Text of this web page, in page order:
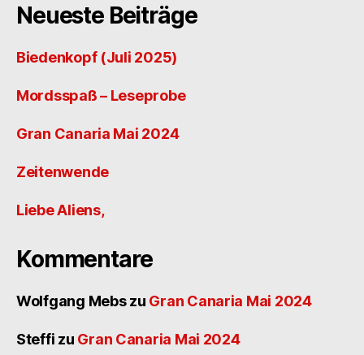
Neueste Beiträge
Biedenkopf (Juli 2025)
Mordsspaß – Leseprobe
Gran Canaria Mai 2024
Zeitenwende
Liebe Aliens,
Kommentare
Wolfgang Mebszu Gran Canaria Mai 2024
Steffi zu Gran Canaria Mai 2024